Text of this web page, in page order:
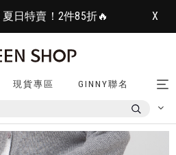
夏日特賣！2件85折🔥 X
現貨專區 GINNY聯名